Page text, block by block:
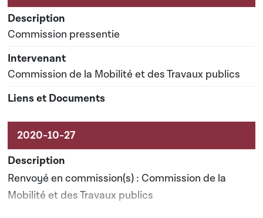
Commission pressentie
Commission de la Mobilité et des Travaux publics
Renvoyé en commission(s) : Commission de la
Mobilité et des Travaux publics